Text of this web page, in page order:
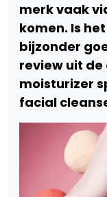
merk vaak
komen. Is
bijzonder
review uit
moisturizer
facial